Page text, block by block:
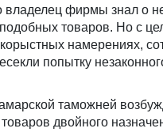
фирмы знал о
товаров. Но с
намерениях,
попытку
таможней
двойного